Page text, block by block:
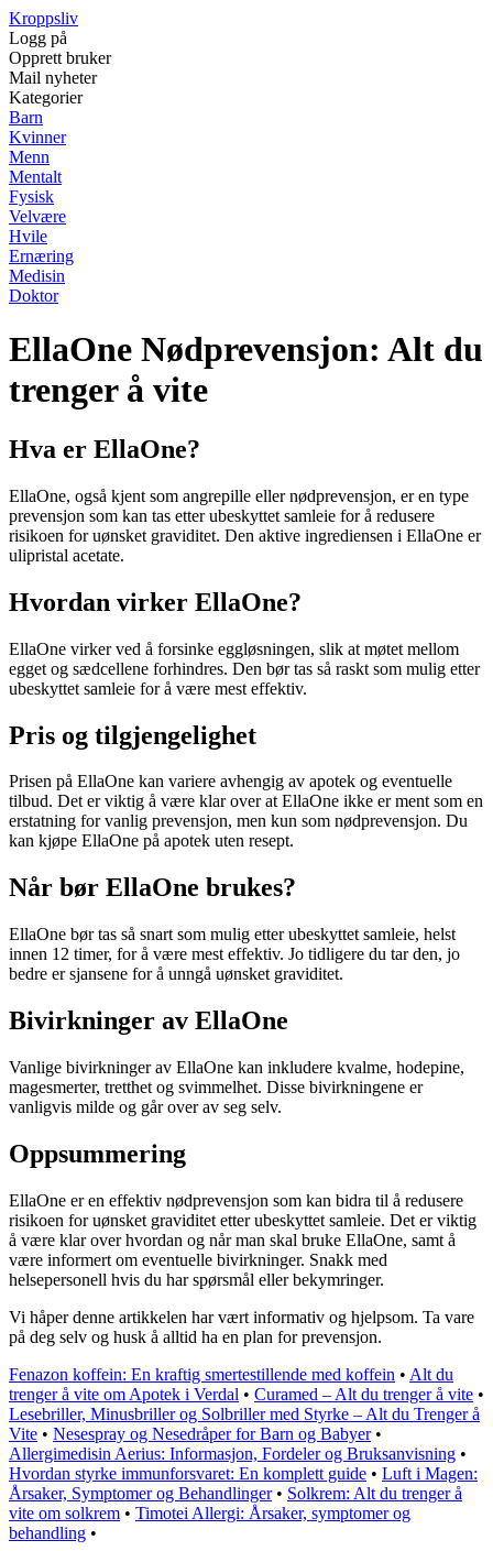
Kroppsliv
Logg på
Opprett bruker
Mail nyheter
Kategorier
Barn
Kvinner
Menn
Mentalt
Fysisk
Velvære
Hvile
Ernæring
Medisin
Doktor
EllaOne Nødprevensjon: Alt du
trenger å vite
Hva er EllaOne?
EllaOne, også kjent som angrepille eller nødprevensjon, er en type
prevensjon som kan tas etter ubeskyttet samleie for å redusere
risikoen for uønsket graviditet. Den aktive ingrediensen i EllaOne er
ulipristal acetate.
Hvordan virker EllaOne?
EllaOne virker ved å forsinke eggløsningen, slik at møtet mellom
egget og sædcellene forhindres. Den bør tas så raskt som mulig etter
ubeskyttet samleie for å være mest effektiv.
Pris og tilgjengelighet
Prisen på EllaOne kan variere avhengig av apotek og eventuelle
tilbud. Det er viktig å være klar over at EllaOne ikke er ment som en
erstatning for vanlig prevensjon, men kun som nødprevensjon. Du
kan kjøpe EllaOne på apotek uten resept.
Når bør EllaOne brukes?
EllaOne bør tas så snart som mulig etter ubeskyttet samleie, helst
innen 12 timer, for å være mest effektiv. Jo tidligere du tar den, jo
bedre er sjansene for å unngå uønsket graviditet.
Bivirkninger av EllaOne
Vanlige bivirkninger av EllaOne kan inkludere kvalme, hodepine,
magesmerter, tretthet og svimmelhet. Disse bivirkningene er
vanligvis milde og går over av seg selv.
Oppsummering
EllaOne er en effektiv nødprevensjon som kan bidra til å redusere
risikoen for uønsket graviditet etter ubeskyttet samleie. Det er viktig
å være klar over hvordan og når man skal bruke EllaOne, samt å
være informert om eventuelle bivirkninger. Snakk med
helsepersonell hvis du har spørsmål eller bekymringer.
Vi håper denne artikkelen har vært informativ og hjelpsom. Ta vare
på deg selv og husk å alltid ha en plan for prevensjon.
Fenazon koffein: En kraftig smertestillende med koffein • Alt du
trenger å vite om Apotek i Verdal • Curamed – Alt du trenger å vite •
Lesebriller, Minusbriller og Solbriller med Styrke – Alt du Trenger å
Vite • Nesespray og Nesedråper for Barn og Babyer•
Allergimedisin Aerius: Informasjon, Fordeler og Bruksanvisning •
Hvordan styrke immunforsvaret: En komplett guide • Luft i Magen:
Årsaker, Symptomer og Behandlinger• Solkrem: Alt du trenger å
vite om solkrem • Timotei Allergi: Årsaker, symptomer og
behandling •